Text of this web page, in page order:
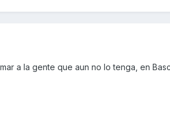
a la gente que aun no lo tenga, en